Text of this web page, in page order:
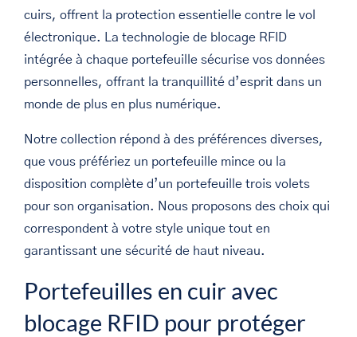
du
produit
cuirs, offrent la protection essentielle contre le vol
électronique. La technologie de blocage RFID
intégrée à chaque portefeuille sécurise vos données
personnelles, offrant la tranquillité d’esprit dans un
monde de plus en plus numérique.
Notre collection répond à des préférences diverses,
que vous préfériez un portefeuille mince ou la
disposition complète d’un portefeuille trois volets
pour son organisation. Nous proposons des choix qui
correspondent à votre style unique tout en
garantissant une sécurité de haut niveau.
Portefeuilles en cuir avec
blocage RFID pour protéger